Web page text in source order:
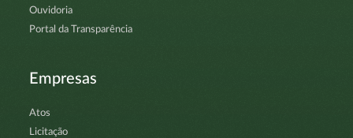
Ouvidoria
Portal da Transparência
Empresas
Atos
Licitação